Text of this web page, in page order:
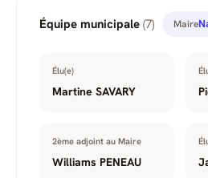
Équipe municipale (7) Maire
Élu(e)
Martine SAVARY
2ème adjoint au Maire
Williams PENEAU